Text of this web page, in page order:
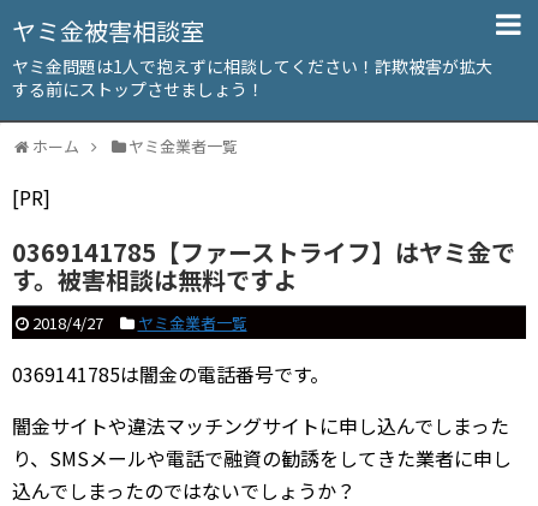
ヤミ金被害相談室
ヤミ金問題は1人で抱えずに相談してください！詐欺被害が拡大
する前にストップさせましょう！
ホーム ヤミ金業者一覧
[PR]
0369141785【ファーストライフ】はヤミ金で
す。被害相談は無料ですよ
2018/4/27 ヤミ金業者一覧
0369141785は闇金の電話番号です。
闇金サイトや違法マッチングサイトに申し込んでしまった
り、SMSメールや電話で融資の勧誘をしてきた業者に申し
込んでしまったのではないでしょうか？